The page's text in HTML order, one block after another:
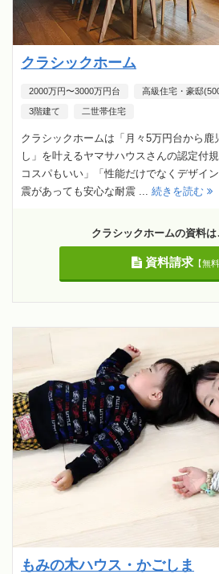
クラシックホーム
2000万円〜3000万円台 高級住宅・豪邸
3階建て 二世帯住宅
クラシックホームは「月々5万円台から鹿
し」を叶えるヤマサハウスさんの認定付
コスパもいい」「性能だけでなくデザイ
震があっても安心な耐震 ... 続きを読む
クラシックホームの資料
資料請求【無料
もみの木ハウス・かごしま